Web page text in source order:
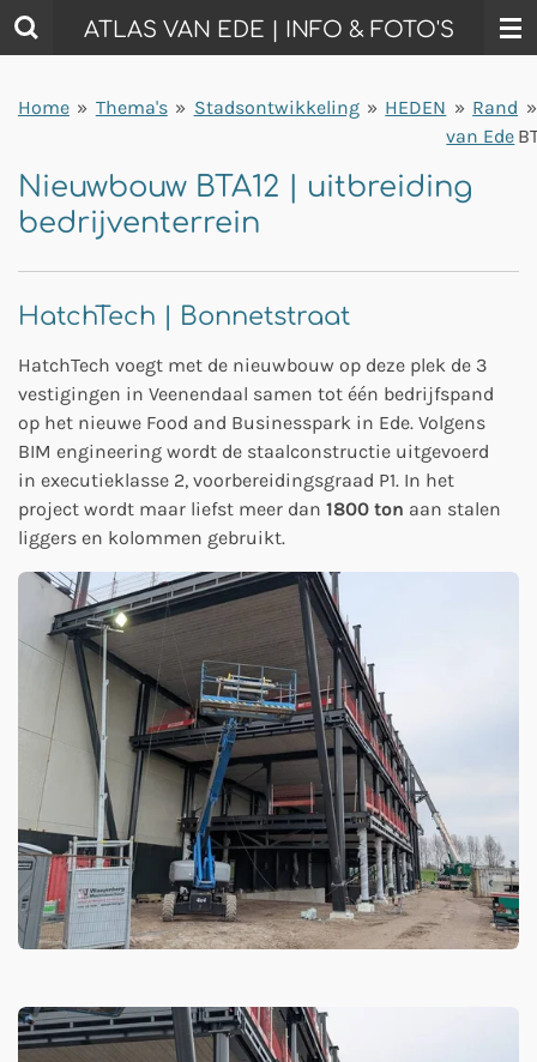
Ga
direct
de
ATLAS VAN EDE | INFO & FOTO'S
Home » Thema's » Stadsontwikkeling » HEDEN » Rand
van Ede
»
Nieuwbouw BTA12 | uitbreiding
bedrijventerrein
HatchTech | Bonnetstraat
HatchTech voegt met de nieuwbouw op deze plek de 3
vestigingen in Veenendaal samen tot één bedrijfspand
op het nieuwe Food and Businesspark in Ede. Volgens
BIM engineering wordt de staalconstructie uitgevoerd
in executieklasse 2, voorbereidingsgraad P1. In het
project wordt maar liefst meer dan 1800 ton aan stalen
liggers en kolommen gebruikt.